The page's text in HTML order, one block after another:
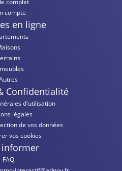
compte
en ligne
Confidentialité
d'utilisation
légales
de vos données
vos cookies
informer
FAQ